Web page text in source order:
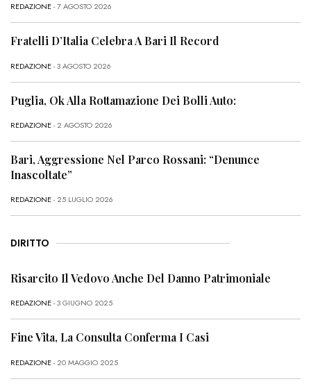
REDAZIONE- 7 AGOSTO 2026
Fratelli D’Italia Celebra A Bari Il Record
REDAZIONE- 3 AGOSTO 2026
Puglia, Ok Alla Rottamazione Dei Bolli Auto:
REDAZIONE- 2 AGOSTO 2026
Bari, Aggressione Nel Parco Rossani: “Denunce
Inascoltate”
REDAZIONE- 25 LUGLIO 2026
DIRITTO
Risarcito Il Vedovo Anche Del Danno Patrimoniale
REDAZIONE- 3 GIUGNO 2025
Fine Vita, La Consulta Conferma I Casi
REDAZIONE- 20 MAGGIO 2025